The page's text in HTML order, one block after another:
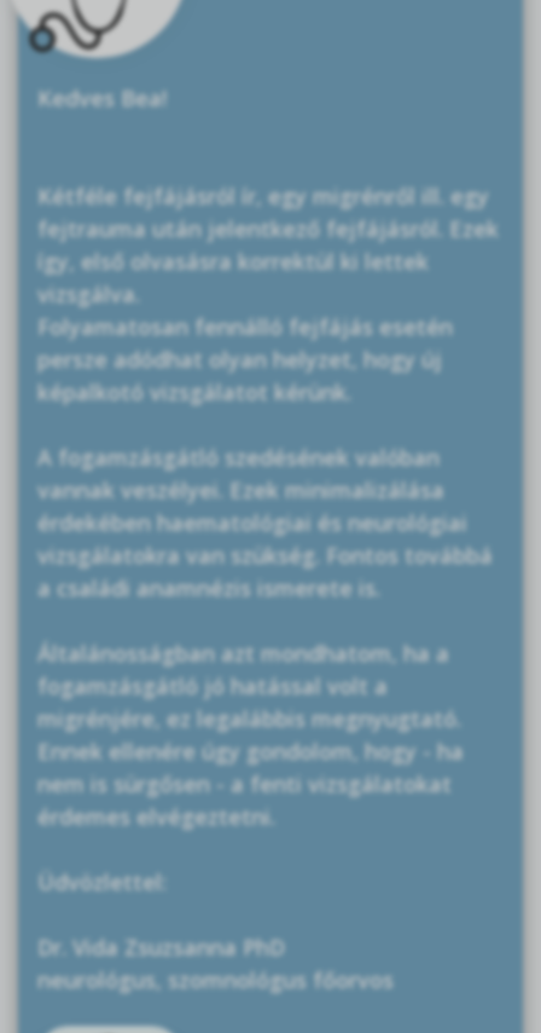
Kedves Bea!
Kétféle fejfájásról ír, egy migrénről ill. egy
fejtrauma után jelentkező fejfájásról. Ezek
így, első olvasásra korrektül ki lettek
vizsgálva.
Folyamatosan fennálló fejfájás esetén
persze adódhat olyan helyzet, hogy új
képalkotó vizsgálatot kérünk.
A fogamzásgátló szedésének valóban
vannak veszélyei. Ezek minimalizálása
érdekében haematológiai és neurológiai
vizsgálatokra van szükség. Fontos továbbá
a családi anamnézis ismerete is.
Általánosságban azt mondhatom, ha a
fogamzásgátló jó hatással volt a
migrénjére, ez legalábbis megnyugtató.
Ennek ellenére úgy gondolom, hogy - ha
nem is sürgősen - a fenti vizsgálatokat
érdemes elvégeztetni.
Üdvözlettel:
Dr. Vida Zsuzsanna PhD
neurológus, szomnológus főorvos